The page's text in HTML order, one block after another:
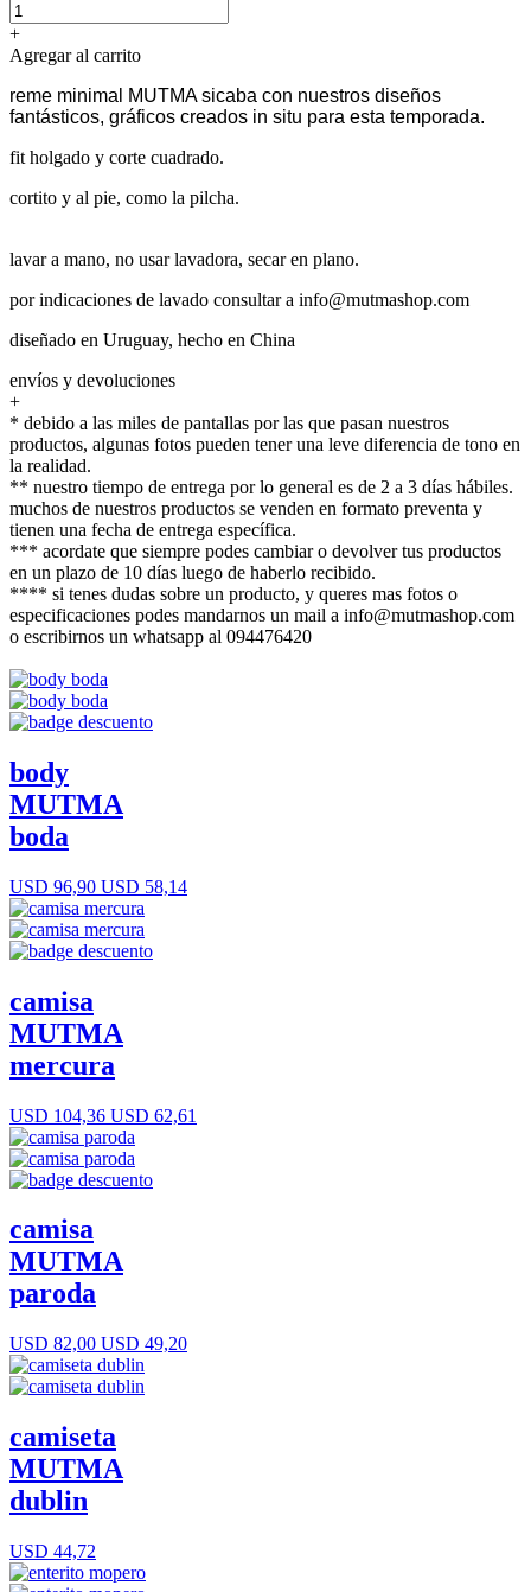
+
Agregar al carrito
reme minimal MUTMA sicaba con nuestros diseños
fantásticos, gráficos creados in situ para esta temporada.
fit holgado y corte cuadrado.
cortito y al pie, como la pilcha.
lavar a mano, no usar lavadora, secar en plano.
por indicaciones de lavado consultar a info@mutmashop.com
diseñado en Uruguay, hecho en China
envíos y devoluciones
+
* debido a las miles de pantallas por las que pasan nuestros
productos, algunas fotos pueden tener una leve diferencia de tono en
la realidad.
** nuestro tiempo de entrega por lo general es de 2 a 3 días hábiles.
muchos de nuestros productos se venden en formato preventa y
tienen una fecha de entrega específica.
*** acordate que siempre podes cambiar o devolver tus productos
en un plazo de 10 días luego de haberlo recibido.
**** si tenes dudas sobre un producto, y queres mas fotos o
especificaciones podes mandarnos un mail a info@mutmashop.com
o escribirnos un whatsapp al 094476420
body
MUTMA
boda
USD 96,90 USD 58,14
camisa
MUTMA
mercura
USD 104,36 USD 62,61
camisa
MUTMA
paroda
USD 82,00 USD 49,20
camiseta
MUTMA
dublin
USD 44,72